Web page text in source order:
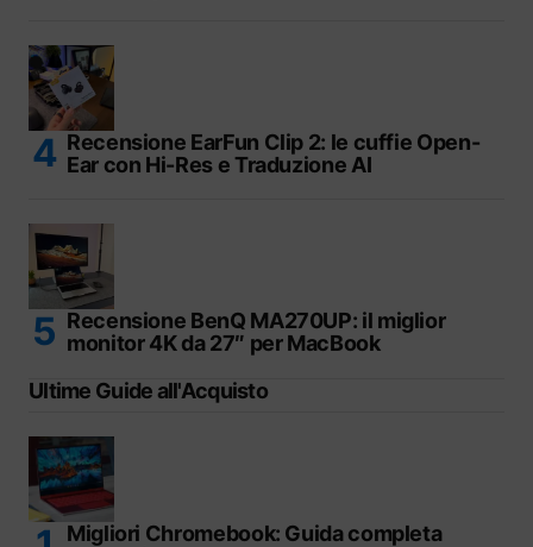
Recensione EarFun Clip 2: le cuffie Open-
Ear con Hi-Res e Traduzione AI
Recensione BenQ MA270UP: il miglior
monitor 4K da 27″ per MacBook
Ultime Guide all'Acquisto
Migliori Chromebook: Guida completa